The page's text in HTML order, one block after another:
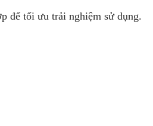
để tối ưu trải nghiệm sử dụng.